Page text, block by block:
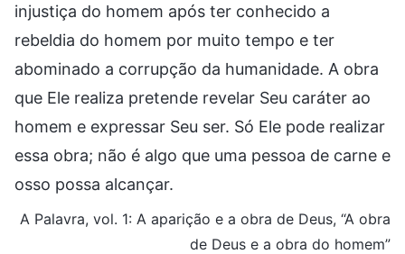
injustiça do homem após ter conhecido a
rebeldia do homem por muito tempo e ter
abominado a corrupção da humanidade. A obra
que Ele realiza pretende revelar Seu caráter ao
homem e expressar Seu ser. Só Ele pode realizar
essa obra; não é algo que uma pessoa de carne e
osso possa alcançar.
A Palavra, vol. 1: A aparição e a obra de Deus, “A obra
de Deus e a obra do homem”